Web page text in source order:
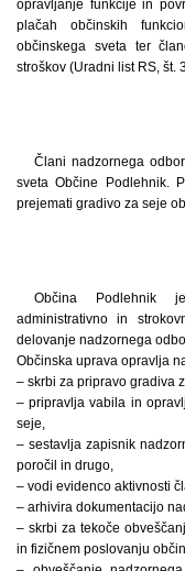
opravljanje funkcije in
plačah občinskih
občinskega sveta ter
stroškov (Uradni list RS, št.
Člani nadzornega
sveta Občine Podlehnik.
prejemati gradivo za seje
Občina Podlehnik
administrativno in
delovanje nadzornega
Občinska uprava opravlja
– skrbi za pripravo gradiva
– pripravlja vabila in
seje,
– sestavlja zapisnik
poročil in drugo,
– vodi evidenco aktivnosti
– arhivira dokumentacijo
– skrbi za tekoče
in fizičnem poslovanju